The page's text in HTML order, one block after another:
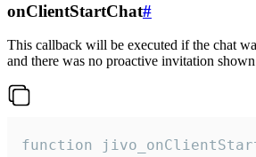
onClientStartChat#
This callback will be executed if the chat
and there was no proactive invitation
function